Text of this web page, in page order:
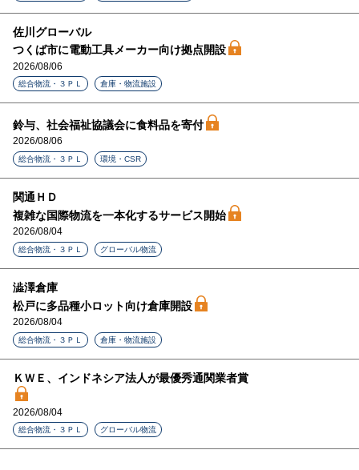
佐川グローバル
つくば市に電動工具メーカー向け拠点開設
2026/08/06
総合物流・３ＰＬ 倉庫・物流施設
鈴与、社会福祉協議会に食料品を寄付
2026/08/06
総合物流・３ＰＬ 環境・CSR
関通ＨＤ
複雑な国際物流を一本化するサービス開始
2026/08/04
総合物流・３ＰＬ グローバル物流
澁澤倉庫
松戸に多品種小ロット向け倉庫開設
2026/08/04
総合物流・３ＰＬ 倉庫・物流施設
ＫＷＥ、インドネシア法人が最優秀通関業者賞
2026/08/04
総合物流・３ＰＬ グローバル物流